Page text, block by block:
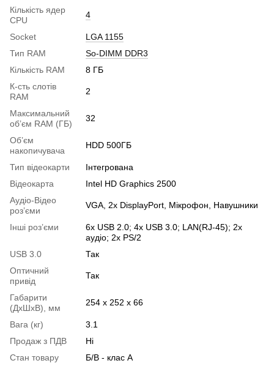
Кількість ядер
CPU
4
Socket
LGA 1155
Тип RAM
So-DIMM DDR3
Кількість RAM
8 ГБ
К-сть слотів
RAM
2
Максимальний
об’єм RAM (ГБ)
32
Об’єм
накопичувача
HDD 500ГБ
Тип відеокарти
Інтегрована
Відеокарта
Intel HD Graphics 2500
Аудіо-Відео
роз’єми
VGA, 2x DisplayPort, Мікрофон, Навушники
Інші роз’єми
6x USB 2.0; 4x USB 3.0; LAN(RJ-45); 2x
аудіо; 2x PS/2
USB 3.0
Так
Оптичний
привід
Так
Габарити
(ДхШхВ), мм
254 x 252 x 66
Вага (кг)
3.1
Продаж з ПДВ
Ні
Стан товару
Б/В - клас А